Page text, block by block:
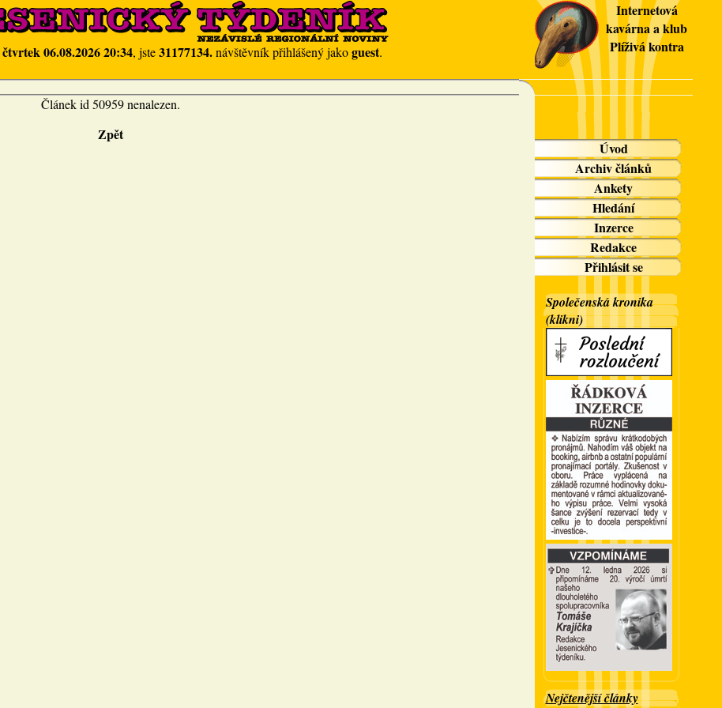
čtvrtek 06.08.2026 20:34, jste31177134.návštěvník přihlášený jakoguest.
Internetová
kavárna a klub
Plíživá kontra
Článek id 50959 nenalezen.
Zpět
Úvod
Archiv článků
Ankety
Hledání
Inzerce
Redakce
Přihlásit se
Společenská kronika
(klikni)
Nejčtenější články